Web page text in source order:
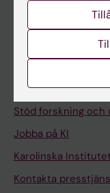
Medarbetarportalen
Stöd forskning och
Jobba på KI
Karolinska
Kontakta